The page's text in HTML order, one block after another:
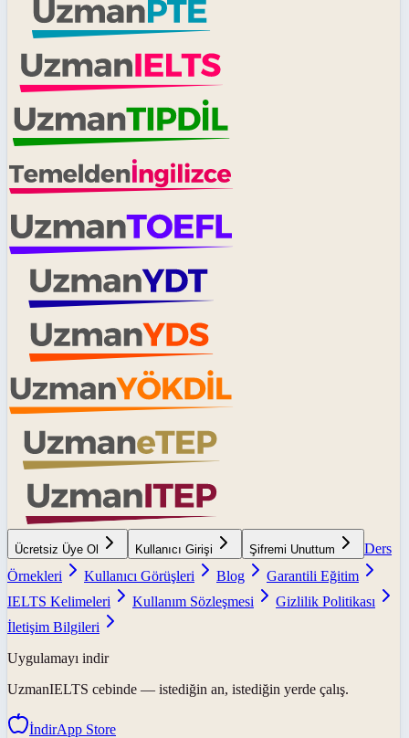
Ücretsiz Üye Ol Kullanıcı Girişi Şifremi Unuttum
Ders
Örnekleri
Kullanıcı Görüşleri Blog
Garantili Eğitim
IELTS Kelimeleri
Kullanım Sözleşmesi
Gizlilik Politikası
İletişim Bilgileri
Uygulamayı indir
UzmanIELTS cebinde — istediğin an, istediğin yerde çalış.
İndirApp Store